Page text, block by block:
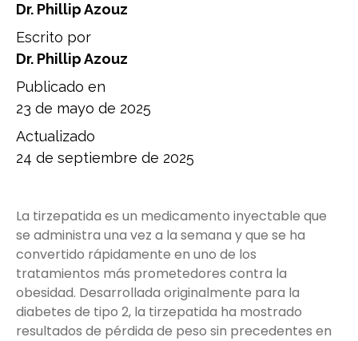
Dr. Phillip Azouz
Escrito por
Dr. Phillip Azouz
Publicado en
23 de mayo de 2025
Actualizado
24 de septiembre de 2025
La tirzepatida es un medicamento inyectable que
se administra una vez a la semana y que se ha
convertido rápidamente en uno de los
tratamientos más prometedores contra la
obesidad. Desarrollada originalmente para la
diabetes de tipo 2, la tirzepatida ha mostrado
resultados de pérdida de peso sin precedentes en